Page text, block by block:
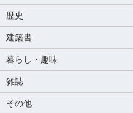
歴史
建築書
暮らし・趣味
雑誌
その他